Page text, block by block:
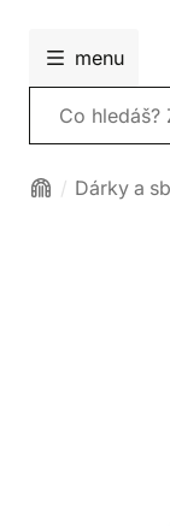
menu
Vyhledávání
Dárky a